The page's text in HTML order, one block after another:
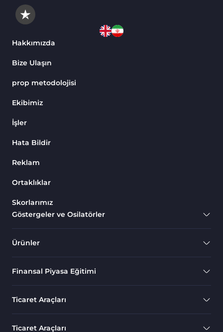
Hakkımızda
Bize Ulaşın
prop metodolojisi
Ekibimiz
İşler
Hata Bildir
Reklam
Ortaklıklar
Skorlarımız
Göstergeler ve Osilatörler
Ürünler
Finansal Piyasa Eğitimi
Ticaret Araçları
Ticaret Araçları